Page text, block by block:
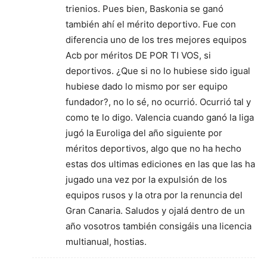
trienios. Pues bien, Baskonia se ganó
también ahí el mérito deportivo. Fue con
diferencia uno de los tres mejores equipos
Acb por méritos DE POR TI VOS, si
deportivos. ¿Que si no lo hubiese sido igual
hubiese dado lo mismo por ser equipo
fundador?, no lo sé, no ocurrió. Ocurrió tal y
como te lo digo. Valencia cuando ganó la liga
jugó la Euroliga del año siguiente por
méritos deportivos, algo que no ha hecho
estas dos ultimas ediciones en las que las ha
jugado una vez por la expulsión de los
equipos rusos y la otra por la renuncia del
Gran Canaria. Saludos y ojalá dentro de un
año vosotros también consigáis una licencia
multianual, hostias.